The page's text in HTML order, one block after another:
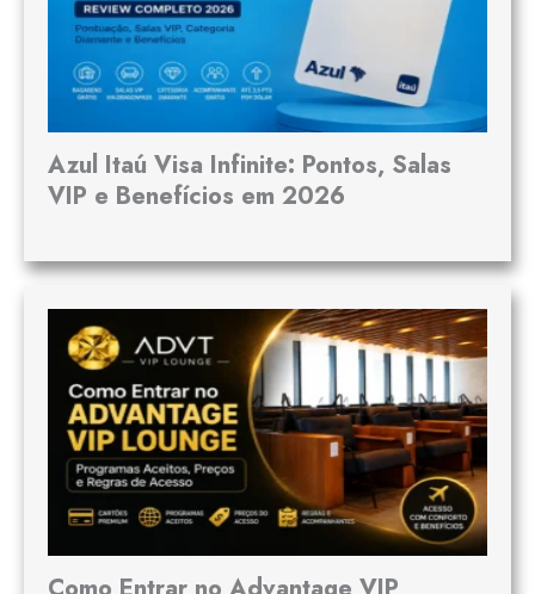
Azul Itaú Visa Infinite: Pontos, Salas
VIP e Benefícios em 2026